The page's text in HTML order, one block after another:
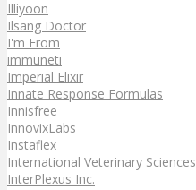
Illiyoon
Ilsang Doctor
I'm From
immuneti
Imperial Elixir
Innate Response Formulas
Innisfree
InnovixLabs
Instaflex
International Veterinary Sciences
InterPlexus Inc.